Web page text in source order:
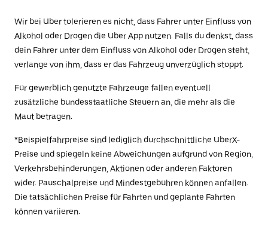
Wir bei Uber tolerieren es nicht, dass Fahrer unter Einfluss von
Alkohol oder Drogen die Uber App nutzen. Falls du denkst, dass
dein Fahrer unter dem Einfluss von Alkohol oder Drogen steht,
verlange von ihm, dass er das Fahrzeug unverzüglich stoppt.
Für gewerblich genutzte Fahrzeuge fallen eventuell
zusätzliche bundesstaatliche Steuern an, die mehr als die
Maut betragen.
*Beispielfahrpreise sind lediglich durchschnittliche UberX-
Preise und spiegeln keine Abweichungen aufgrund von Region,
Verkehrsbehinderungen, Aktionen oder anderen Faktoren
wider. Pauschalpreise und Mindestgebühren können anfallen.
Die tatsächlichen Preise für Fahrten und geplante Fahrten
können variieren.